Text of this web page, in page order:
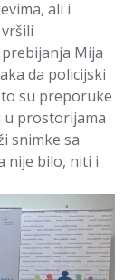
ali i
Mija
da policijski
su preporuke
u prostorijama
snimke sa
nije bilo, niti i